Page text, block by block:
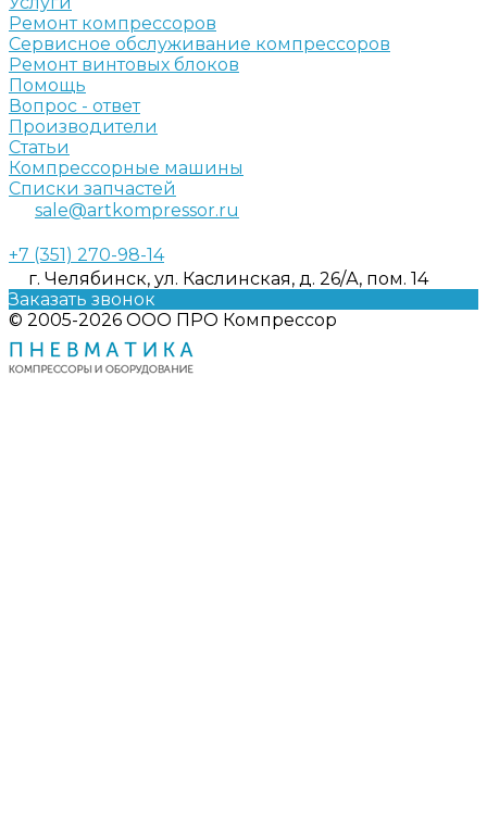
Ремонт компрессоров
Сервисное обслуживание компрессоров
Ремонт винтовых блоков
Помощь
Вопрос - ответ
Производители
Статьи
Компрессорные машины
Списки запчастей
sale@artkompressor.ru
+7 (351) 270-98-14
г. Челябинск, ул. Каслинская, д. 26/А, пом. 14
Заказать звонок
© 2005-2026 ООО ПРО Компрессор